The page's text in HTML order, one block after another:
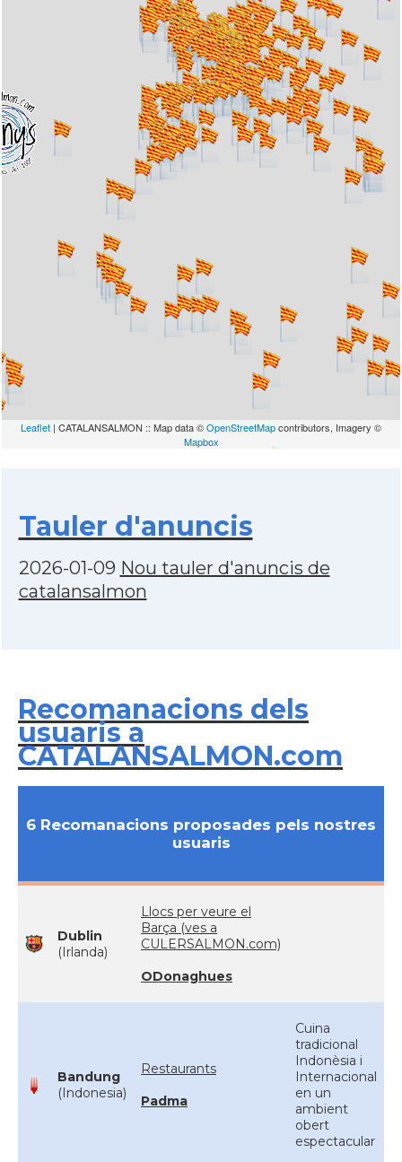
Leaflet | CATALANSALMON :: Map data ©OpenStreetMapcontributors, Imagery ©
Mapbox
Tauler d'anuncis
2026-01-09 Nou tauler d'anuncis de
catalansalmon
Recomanacions dels
usuaris a
CATALANSALMON.com
6 Recomanacions proposades pels nostres
usuaris
Dublin
(Irlanda)
Llocs per veure el
Barça (ves a
CULERSALMON.com)
ODonaghues
Bandung
(Indonesia)
Restaurants
Padma
Cuina
tradicional
Indonèsia i
Internacional
en un
ambient
obert
espectacular